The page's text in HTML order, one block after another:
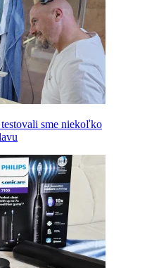
sme niekoľko